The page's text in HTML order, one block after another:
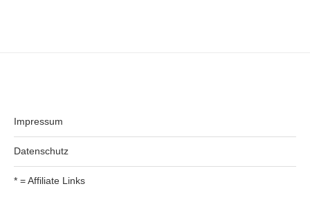
Impressum
Datenschutz
* = Affiliate Links